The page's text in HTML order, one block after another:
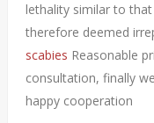
lethality similar to
therefore deemed
scabies Reasonable
consultation, finally
happy cooperation